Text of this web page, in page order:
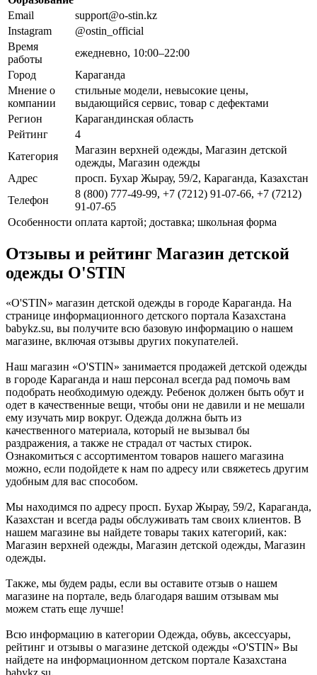
Email
support@o-stin.kz
Instagram
@ostin_official
Время
работы
ежедневно, 10:00–22:00
Город
Караганда
Мнение о
компании
стильные модели, невысокие цены,
выдающийся сервис, товар с дефектами
Регион
Карагандинская область
Рейтинг
4
Категория
Магазин верхней одежды, Магазин детской
одежды, Магазин одежды
Адрес
просп. Бухар Жырау, 59/2, Караганда, Казахстан
Телефон
8 (800) 777-49-99, +7 (7212) 91-07-66, +7 (7212)
91-07-65
Особенности оплата картой; доставка; школьная форма
Отзывы и рейтинг Магазин детской
одежды O'STIN
«O'STIN» магазин детской одежды в городе Караганда. На
странице информационного детского портала Казахстана
babykz.su, вы получите всю базовую информацию о нашем
магазине, включая отзывы других покупателей.
Наш магазин «O'STIN» занимается продажей детской одежды
в городе Караганда и наш персонал всегда рад помочь вам
подобрать необходимую одежду. Ребенок должен быть обут и
одет в качественные вещи, чтобы они не давили и не мешали
ему изучать мир вокруг. Одежда должна быть из
качественного материала, который не вызывал бы
раздражения, а также не страдал от частых стирок.
Ознакомиться с ассортиментом товаров нашего магазина
можно, если подойдете к нам по адресу или свяжетесь другим
удобным для вас способом.
Мы находимся по адресу просп. Бухар Жырау, 59/2, Караганда,
Казахстан и всегда рады обслуживать там своих клиентов. В
нашем магазине вы найдете товары таких категорий, как:
Магазин верхней одежды, Магазин детской одежды, Магазин
одежды.
Также, мы будем рады, если вы оставите отзыв о нашем
магазине на портале, ведь благодаря вашим отзывам мы
можем стать еще лучше!
Всю информацию в категории Одежда, обувь, аксессуары,
рейтинг и отзывы о магазине детской одежды «O'STIN» Вы
найдете на информационном детском портале Казахстана